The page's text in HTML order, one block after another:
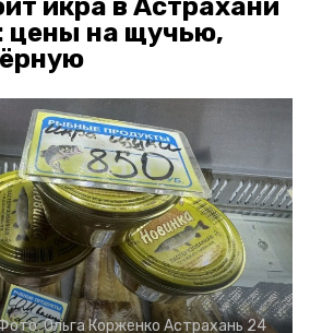
икра в Астрахани
цены на щучью,
Ольга Корженко Астрахань 24